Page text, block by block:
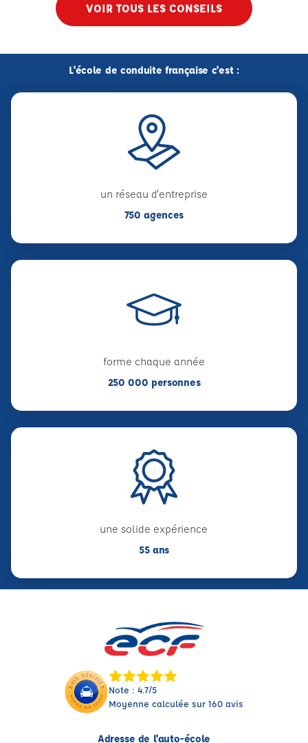
VOIR TOUS LES CONSEILS
L'école de conduite française c'est :
un réseau d'entreprise
750 agences
forme chaque année
250 000 personnes
une solide expérience
55 ans
Note : 4.7/5
Moyenne calculée sur 160 avis
Adresse de l'auto-école